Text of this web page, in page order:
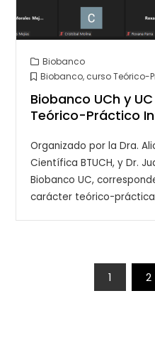
Biobanco
Biobanco, curso Teórico-
Biobanco UCh y
Teórico-Práctico
Organizado por la Dra.
Científica BTUCH, y Dr.
Biobanco UC,
carácter teórico-
Paginación
1 2